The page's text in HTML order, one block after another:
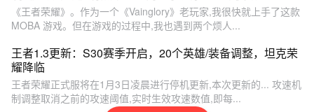
《王者荣耀》。作为一个《Vainglory》老玩家,我很快就上手了这款
MOBA 游戏。但在游戏的过程中,我也遇到两个烦人...
王者1.3更新：S30赛季开启，20个英雄/装备调整，坦克荣
耀降临
王者荣耀正式服将在1月3日凌晨进行停机更新,本次更新的... 攻速机
制调整取消之前的攻速阈值,实时生效攻速数值,即每...